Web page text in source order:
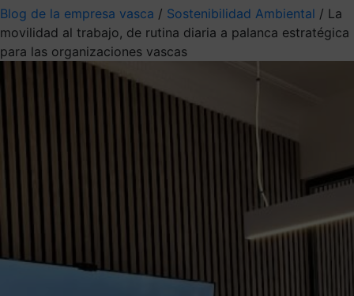
Blog de la empresa vasca / Sostenibilidad Ambiental / La
movilidad al trabajo, de rutina diaria a palanca estratégica
para las organizaciones vascas